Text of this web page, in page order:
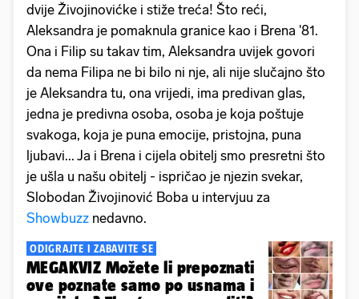
dvije Živojinovićke i stiže treća! Što reći,
Aleksandra je pomaknula granice kao i Brena '81.
Ona i Filip su takav tim, Aleksandra uvijek govori
da nema Filipa ne bi bilo ni nje, ali nije slučajno što
je Aleksandra tu, ona vrijedi, ima predivan glas,
jedna je predivna osoba, osoba je koja poštuje
svakoga, koja je puna emocije, pristojna, puna
ljubavi... Ja i Brena i cijela obitelj smo presretni što
je ušla u našu obitelj - ispričao je njezin svekar,
Slobodan Živojinović Boba u intervjuu za
Showbuzz nedavno.
ODIGRAJTE I ZABAVITE SE
MEGAKVIZ Možete li prepoznati
ove poznate samo po usnama i